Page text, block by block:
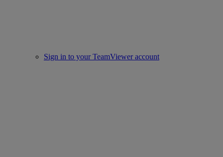
Sign in to your TeamViewer account